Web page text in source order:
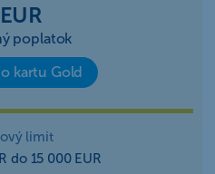
poplatok
kartu Gold
limit
do 15 000 EUR